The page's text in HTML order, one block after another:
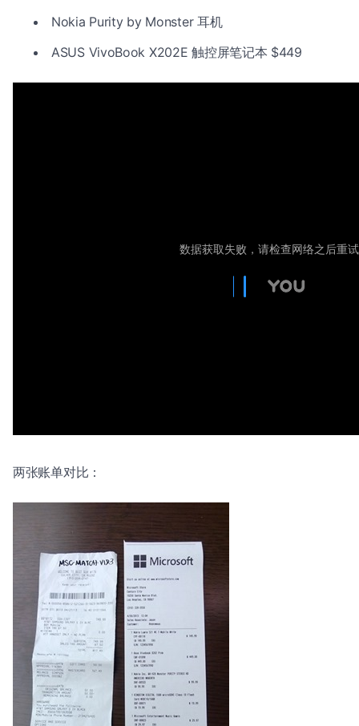
Nokia Purity by Monster 耳机
ASUS VivoBook X202E 触控屏笔记本 $449
两张账单对比：